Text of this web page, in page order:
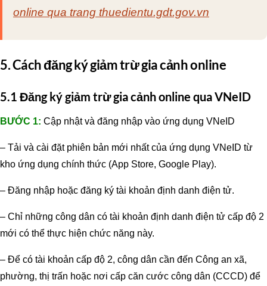
online qua trang thuedientu.gdt.gov.vn
5. Cách đăng ký giảm trừ gia cảnh online
5.1 Đăng ký giảm trừ gia cảnh online qua VNeID
BƯỚC 1: Cập nhật và đăng nhập vào ứng dụng VNeID
– Tải và cài đặt phiên bản mới nhất của ứng dụng VNeID từ
kho ứng dụng chính thức (App Store, Google Play).
– Đăng nhập hoặc đăng ký tài khoản định danh điện tử.
– Chỉ những công dân có tài khoản định danh điện tử cấp độ 2
mới có thể thực hiện chức năng này.
– Để có tài khoản cấp độ 2, công dân cần đến Công an xã,
phường, thị trấn hoặc nơi cấp căn cước công dân (CCCD) để